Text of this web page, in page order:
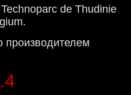
de Thudinie
производителем